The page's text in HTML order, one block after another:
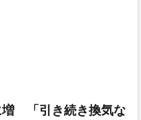
「引き続き換気な